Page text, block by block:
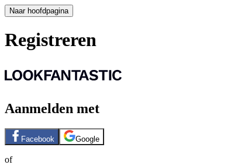
Naar hoofdpagina
Registreren
Aanmelden met
Facebook Google
of